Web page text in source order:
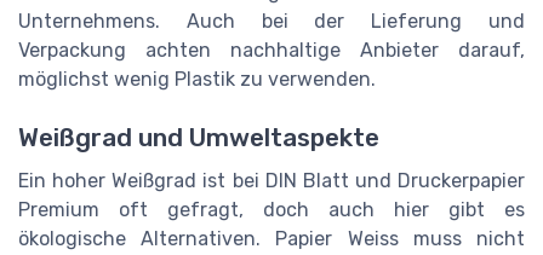
Unternehmens. Auch bei der Lieferung und
Verpackung achten nachhaltige Anbieter darauf,
möglichst wenig Plastik zu verwenden.
Weißgrad und Umweltaspekte
Ein hoher Weißgrad ist bei DIN Blatt und Druckerpapier
Premium oft gefragt, doch auch hier gibt es
ökologische Alternativen. Papier Weiss muss nicht